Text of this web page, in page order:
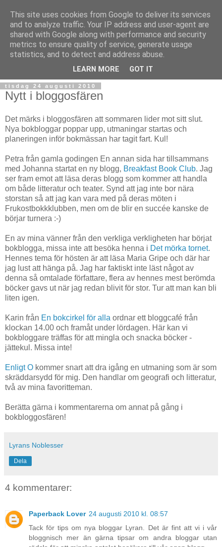
tisdag 24 augusti 2010
Nytt i bloggosfären
Det märks i bloggosfären att sommaren lider mot sitt slut.
Nya bokbloggar poppar upp, utmaningar startas och
planeringen inför bokmässan har tagit fart. Kul!
Petra från gamla godingen En annan sida har tillsammans
med Johanna startat en ny blogg, Breakfast Book Club. Jag
ser fram emot att läsa deras blogg som kommer att handla
om både litteratur och teater. Synd att jag inte bor nära
storstan så att jag kan vara med på deras möten i
Frukostbokkklubben, men om de blir en succée kanske de
börjar turnera :-)
En av mina vänner från den verkliga verkligheten har börjat
bokblogga, missa inte att besöka henna i Det mörka tornet.
Hennes tema för hösten är att läsa Maria Gripe och där har
jag lust att hänga på. Jag har faktiskt inte läst något av
denna så omtalade författare, flera av hennes mest berömda
böcker gavs ut när jag redan blivit för stor. Tur att man kan bli
liten igen.
Karin från En bokcirkel för alla ordnar ett bloggcafé från
klockan 14.00 och framåt under lördagen. Här kan vi
bokbloggare träffas för att mingla och snacka böcker -
jättekul. Missa inte!
Enligt O kommer snart att dra igång en utmaning som är som
skräddarsydd för mig. Den handlar om geografi och litteratur,
två av mina favoritteman.
Berätta gärna i kommentarerna om annat på gång i
bokbloggosfären!
Lyrans Noblesser
Dela
4 kommentarer:
Paperback Lover 24 augusti 2010 kl. 08:57
Tack för tips om nya bloggar Lyran. Det är fint att vi i vår
bloggnisch mer än gärna tipsar om andra bloggar utan
This site uses cookies from Google to deliver its services
and to analyze traffic. Your IP address and user-agent are
shared with Google along with performance and security
metrics to ensure quality of service, generate usage
statistics, and to detect and address abuse.
LEARN MORE GOT IT